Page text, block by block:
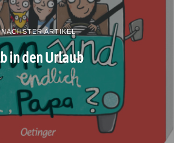
NÄCHSTER ARTIKEL
in den Urlaub